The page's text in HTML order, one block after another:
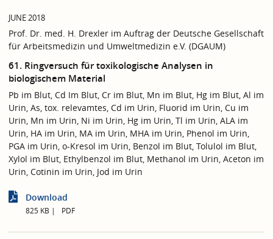
JUNE 2018
Prof. Dr. med. H. Drexler im Auftrag der Deutsche Gesellschaft
für Arbeitsmedizin und Umweltmedizin e.V. (DGAUM)
61. Ringversuch für toxikologische Analysen in
biologischem Material
Pb im Blut, Cd Im Blut, Cr im Blut, Mn im Blut, Hg im Blut, Al im
Urin, As, tox. relevamtes, Cd im Urin, Fluorid im Urin, Cu im
Urin, Mn im Urin, Ni im Urin, Hg im Urin, Tl im Urin, ALA im
Urin, HA im Urin, MA im Urin, MHA im Urin, Phenol im Urin,
PGA im Urin, o-Kresol im Urin, Benzol im Blut, Tolulol im Blut,
Xylol im Blut, Ethylbenzol im Blut, Methanol im Urin, Aceton im
Urin, Cotinin im Urin, Jod im Urin
Download
825 KB PDF